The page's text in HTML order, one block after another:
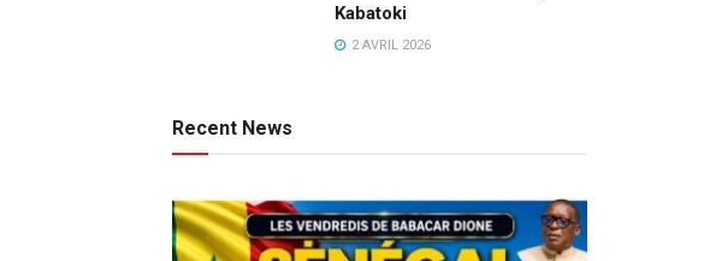
Kabatoki
2 AVRIL 2026
Recent News